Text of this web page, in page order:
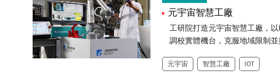
元宇宙智慧工廠
工研院打造元宇宙智慧工廠，
調校實體機台，克服地域限制並
元宇宙 智慧工廠 IOT